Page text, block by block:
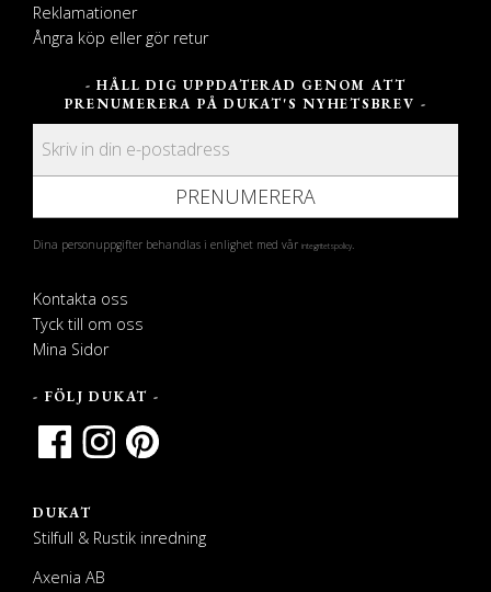
Reklamationer
Ångra köp eller gör retur
- HÅLL DIG UPPDATERAD GENOM ATT
PRENUMERERA PÅ DUKAT'S NYHETSBREV -
PRENUMERERA
Dina personuppgifter behandlas i enlighet med vår integritetspolicy
Kontakta oss
Tyck till om oss
Mina Sidor
- FÖLJ DUKAT -
DUKAT
Stilfull & Rustik inredning
Axenia AB